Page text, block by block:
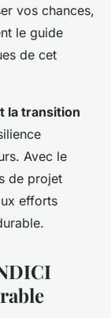
vos chances,
le guide
de cet
la transition
Avec le
de projet
efforts